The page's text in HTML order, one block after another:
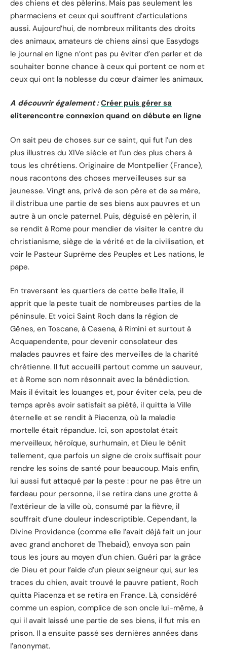
des chiens et des pèlerins. Mais pas seulement les
pharmaciens et ceux qui souffrent d’articulations
aussi. Aujourd’hui, de nombreux militants des droits
des animaux, amateurs de chiens ainsi que Easydogs
le journal en ligne n’ont pas pu éviter d’en parler et de
souhaiter bonne chance à ceux qui portent ce nom et
ceux qui ont la noblesse du cœur d’aimer les animaux.
A découvrir également : Créer puis gérer sa
eliterencontre connexion quand on débute en ligne
On sait peu de choses sur ce saint, qui fut l’un des
plus illustres du XIVe siècle et l’un des plus chers à
tous les chrétiens. Originaire de Montpellier (France),
nous racontons des choses merveilleuses sur sa
jeunesse. Vingt ans, privé de son père et de sa mère,
il distribua une partie de ses biens aux pauvres et un
autre à un oncle paternel. Puis, déguisé en pèlerin, il
se rendit à Rome pour mendier de visiter le centre du
christianisme, siège de la vérité et de la civilisation, et
voir le Pasteur Suprême des Peuples et Les nations, le
pape.
En traversant les quartiers de cette belle Italie, il
apprit que la peste tuait de nombreuses parties de la
péninsule. Et voici Saint Roch dans la région de
Gênes, en Toscane, à Cesena, à Rimini et surtout à
Acquapendente, pour devenir consolateur des
malades pauvres et faire des merveilles de la charité
chrétienne. Il fut accueilli partout comme un sauveur,
et à Rome son nom résonnait avec la bénédiction.
Mais il évitait les louanges et, pour éviter cela, peu de
temps après avoir satisfait sa piété, il quitta la Ville
éternelle et se rendit à Piacenza, où la maladie
mortelle était répandue. Ici, son apostolat était
merveilleux, héroïque, surhumain, et Dieu le bénit
tellement, que parfois un signe de croix suffisait pour
rendre les soins de santé pour beaucoup. Mais enfin,
lui aussi fut attaqué par la peste : pour ne pas être un
fardeau pour personne, il se retira dans une grotte à
l’extérieur de la ville où, consumé par la fièvre, il
souffrait d’une douleur indescriptible. Cependant, la
Divine Providence (comme elle l’avait déjà fait un jour
avec grand anchoret de Thebaid), envoya son pain
tous les jours au moyen d’un chien. Guéri par la grâce
de Dieu et pour l’aide d’un pieux seigneur qui, sur les
traces du chien, avait trouvé le pauvre patient, Roch
quitta Piacenza et se retira en France. Là, considéré
comme un espion, complice de son oncle lui-même, à
qui il avait laissé une partie de ses biens, il fut mis en
prison. Il a ensuite passé ses dernières années dans
l’anonymat.